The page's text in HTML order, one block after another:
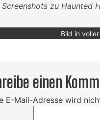
Screenshots zu Haunted
Bild in
einen
E-Mail-Adresse wird